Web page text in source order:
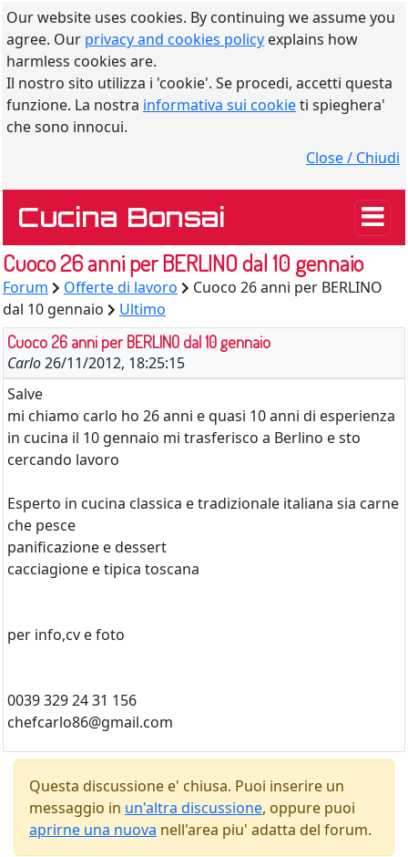
Our website uses cookies. By continuing we assume you
agree. Our privacy and cookies policy explains how
harmless cookies are.
Il nostro sito utilizza i 'cookie'. Se procedi, accetti questa
funzione. La nostra informativa sui cookieti spieghera'
che sono innocui.
Close / Chiudi
Cucina Bonsai
Cuoco 26 anni per BERLINO dal 10 gennaio
Forum Offerte di lavoro
Cuoco 26 anni per BERLINO
dal 10 gennaio
Ultimo
Cuoco 26 anni per BERLINO dal 10 gennaio
Carlo26/11/2012, 18:25:15
Salve
mi chiamo carlo ho 26 anni e quasi 10 anni di esperienza
in cucina il 10 gennaio mi trasferisco a Berlino e sto
cercando lavoro
Esperto in cucina classica e tradizionale italiana sia carne
che pesce
panificazione e dessert
cacciagione e tipica toscana
per info,cv e foto
0039 329 24 31 156
chefcarlo86@gmail.com
Questa discussione e' chiusa. Puoi inserire un
messaggio in un'altra discussione, oppure puoi
aprirne una nuova nell'area piu' adatta del forum.